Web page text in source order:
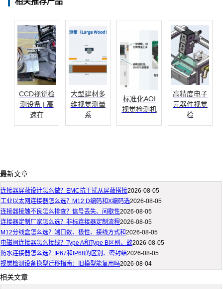
CCD视觉检
测设备 | 高
速在
大型建材多
维视觉测量
系
标准化AOI
视觉检测机
高精度电子
元器件视觉
检
最新文章
连接器屏蔽设计怎么做？EMC抗干扰从屏蔽搭接2026-08-05
工业以太网连接器怎么选？M12 D编码和X编码选2026-08-05
连接器接触不良怎么排查？信号丢失、间歇性2026-08-05
连接器定制厂家怎么选？非标连接器定制流程2026-08-05
M12分线盒怎么选？端口数、极性、接线方式和2026-08-05
电磁阀连接器怎么接线？Type A和Type B区别、故2026-08-05
防水连接器怎么选？IP67和IP68的区别、密封结2026-08-05
视觉检测设备换型迁移指南：旧模型能复用吗2026-08-04
相关文章